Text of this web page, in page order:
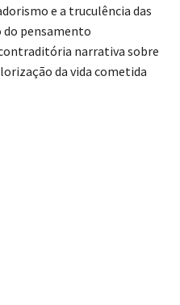
e a truculência das
do pensamento
narrativa sobre
da vida cometida